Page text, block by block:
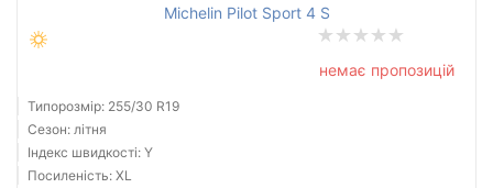
Michelin Pilot Sport 4 S
немає пропозицій
Типорозмір: 255/30 R19
Сезон: літня
Індекс швидкості: Y
Посиленість: XL